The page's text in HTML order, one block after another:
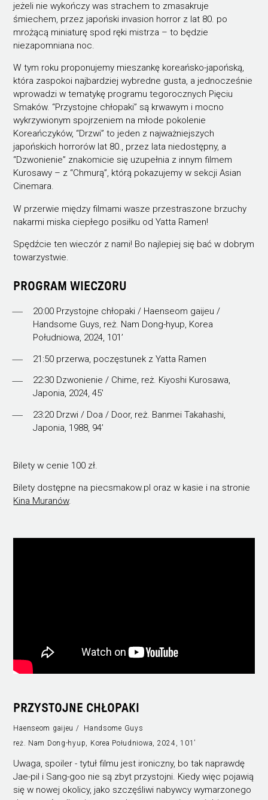
jeżeli nie wykończy was strachem to zmasakruje
śmiechem, przez japoński invasion horror z lat 80. po
mrożącą miniaturę spod ręki mistrza – to będzie
niezapomniana noc.
W tym roku proponujemy mieszankę koreańsko-japońską,
która zaspokoi najbardziej wybredne gusta, a jednocześnie
wprowadzi w tematykę programu tegorocznych Pięciu
Smaków. “Przystojne chłopaki” są krwawym i mocno
wykrzywionym spojrzeniem na młode pokolenie
Koreańczyków, “Drzwi” to jeden z najważniejszych
japońskich horrorów lat 80., przez lata niedostępny, a
“Dzwonienie” znakomicie się uzupełnia z innym filmem
Kurosawy – z “Chmurą”, którą pokazujemy w sekcji Asian
Cinemara.
W przerwie między filmami wasze przestraszone brzuchy
nakarmi miska ciepłego posiłku od Yatta Ramen!
Spędźcie ten wieczór z nami! Bo najlepiej się bać w dobrym
towarzystwie.
PROGRAM WIECZORU
20:00 Przystojne chłopaki / Haenseom gaijeu /
Handsome Guys, reż. Nam Dong-hyup, Korea
Południowa, 2024, 101’
21:50 przerwa, poczęstunek z Yatta Ramen
22:30 Dzwonienie / Chime, reż. Kiyoshi Kurosawa,
Japonia, 2024, 45'
23:20 Drzwi / Doa / Door, reż. Banmei Takahashi,
Japonia, 1988, 94’
Bilety w cenie 100 zł.
Bilety dostępne na piecsmakow.pl oraz w kasie i na stronie
Kina Muranów.
PRZYSTOJNE CHŁOPAKI
Haenseom gaijeu / Handsome Guys
reż. Nam Dong-hyup, Korea Południowa, 2024, 101’
Uwaga, spoiler - tytuł filmu jest ironiczny, bo tak naprawdę
Jae-pil i Sang-goo nie są zbyt przystojni. Kiedy więc pojawią
się w nowej okolicy, jako szczęśliwi nabywcy wymarzonego